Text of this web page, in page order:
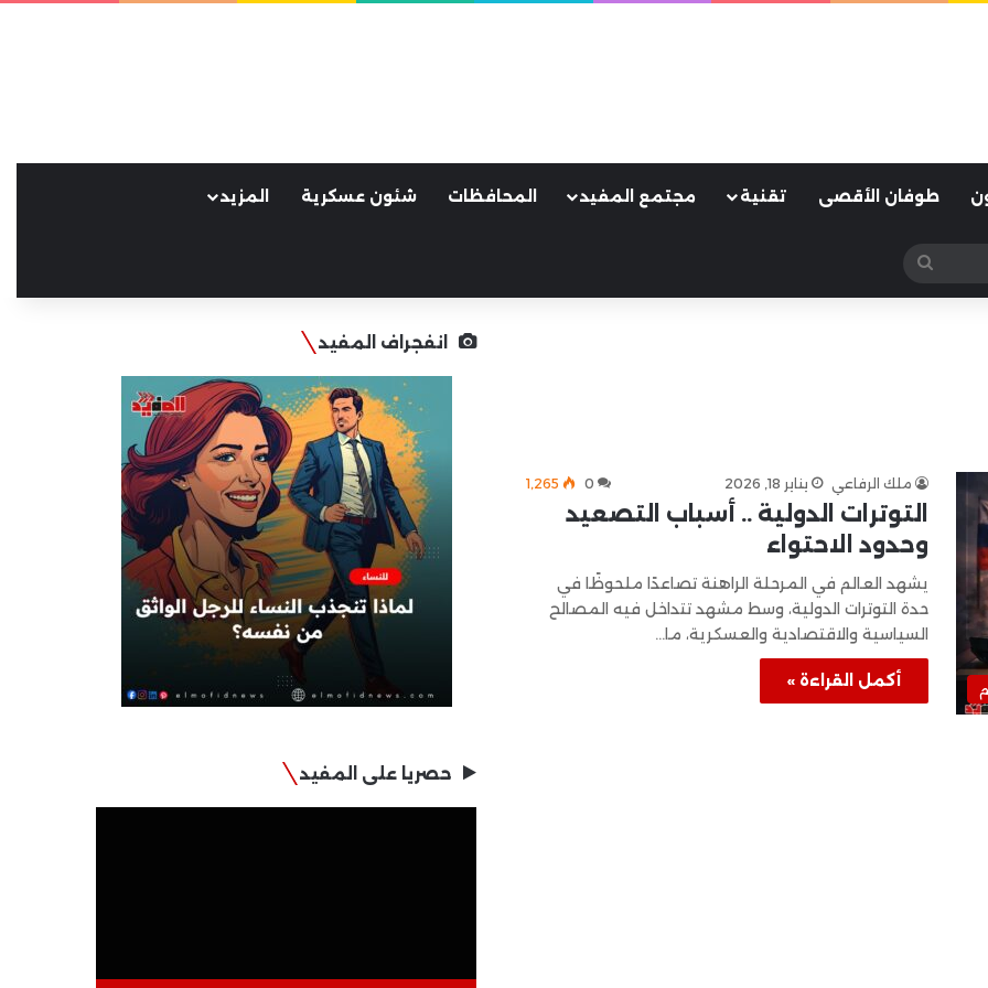
طوفان الأقصى تقنية مجتمع المفيد المحافظات شئون عسكرية المزيد
بحث
عن
ملك الرفاعي يناير 18, 2026 0 1٬265
التوترات الدولية .. أسباب التصعيد
وحدود الاحتواء
يشهد العالم في المرحلة الراهنة تصاعدًا ملحوظًا في
حدة التوترات الدولية، وسط مشهد تتداخل فيه المصالح
السياسية والاقتصادية والعسكرية، ما…
أكمل القراءة »
انفجراف المفيد
حصريا على المفيد